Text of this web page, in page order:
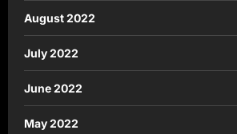
August 2022
July 2022
June 2022
May 2022